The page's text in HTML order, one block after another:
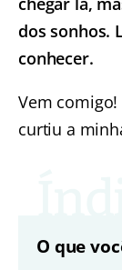
dos sonhos.
conhecer.
Vem
curtiu a
O que